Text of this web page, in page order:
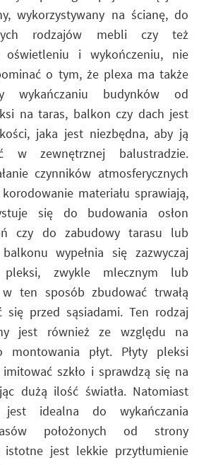
wykorzystywany na ścianę, do
rodzajów mebli czy też
i wykończeniu, nie
o tym, że plexa ma także
wykańczaniu budynków od
na taras, balkon czy dach jest
jaka jest niezbędna, aby ją
w zewnętrznej balustradzie.
czynników atmosferycznych
materiału sprawiają,
się do budowania osłon
czy do zabudowy tarasu lub
wypełnia się zazwyczaj
pleksi, zwykle mlecznym lub
ten sposób zbudować trwałą
się przed sąsiadami. Ten rodzaj
jest również ze względu na
montowania płyt. Płyty pleksi
szkło i sprawdzą się na
dużą ilość światła. Natomiast
jest idealna do wykańczania
położonych od strony
istotne jest lekkie przytłumienie